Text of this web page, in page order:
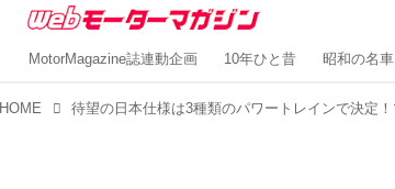
MotorMagazine誌連動企画 10年ひと昔 昭和の名車
HOME